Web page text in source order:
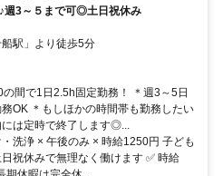
週3～５まで可◎土日祝休み
駅」より徒歩5分
間で1日2.5h固定勤務！ ＊週3～5日
OK ＊もしほかの時間帯も勤務したい
は定時で終了します◎...
洗浄 × 午後のみ × 時給1250円 子ども
祝休みで無理なく働けます ✅ 時給